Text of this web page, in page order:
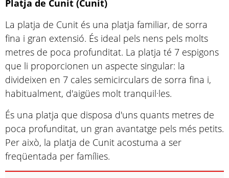
Platja de Cunit (Cunit)
La platja de Cunit és una platja familiar, de sorra
fina i gran extensió. És ideal pels nens pels molts
metres de poca profunditat. La platja té 7 espigons
que li proporcionen un aspecte singular: la
divideixen en 7 cales semicirculars de sorra fina i,
habitualment, d'aigües molt tranquil·les.
És una platja que disposa d'uns quants metres de
poca profunditat, un gran avantatge pels més petits.
Per això, la platja de Cunit acostuma a ser
freqüentada per famílies.